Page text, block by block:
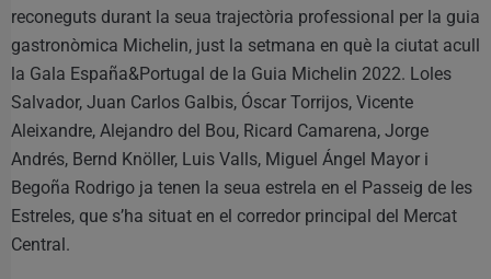
reconeguts durant la seua trajectòria professional per la guia
gastronòmica Michelin, just la setmana en què la ciutat acull
la Gala España&Portugal de la Guia Michelin 2022. Loles
Salvador, Juan Carlos Galbis, Óscar Torrijos, Vicente
Aleixandre, Alejandro del Bou, Ricard Camarena, Jorge
Andrés, Bernd Knöller, Luis Valls, Miguel Ángel Mayor i
Begoña Rodrigo ja tenen la seua estrela en el Passeig de les
Estreles, que s’ha situat en el corredor principal del Mercat
Central.